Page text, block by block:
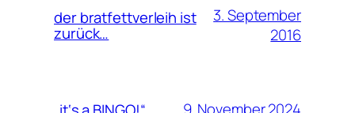
der bratfettverleih ist
zurück…
3. September
2016